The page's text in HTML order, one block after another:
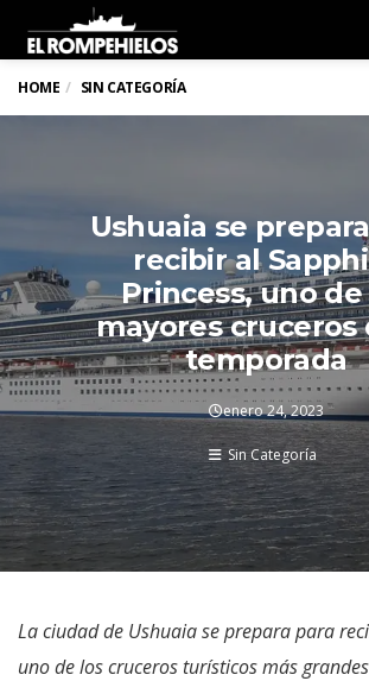
HOME SIN CATEGORÍA
Ushuaia se
recibir al
Princess, uno de
mayores cruceros
temporada
enero 24, 2023
Sin Categoría
La ciudad de Ushuaia se prepara para
uno de los cruceros turísticos más